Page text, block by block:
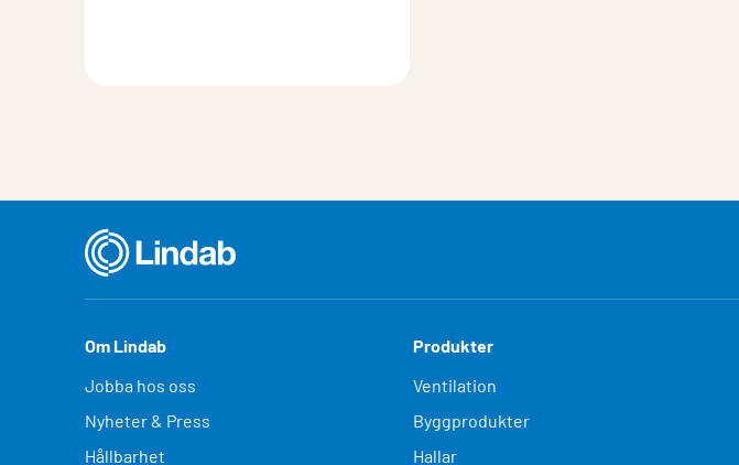
Om Lindab
Jobba hos oss
Nyheter & Press
Hållbarhet
Produkter
Ventilation
Byggprodukter
Hallar